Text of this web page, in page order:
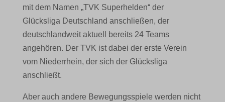
mit dem Namen „TVK Superhelden“ der
Glücksliga Deutschland anschließen, der
deutschlandweit aktuell bereits 24 Teams
angehören. Der TVK ist dabei der erste Verein
vom Niederrhein, der sich der Glücksliga
anschließt.
Aber auch andere Bewegungsspiele werden nicht